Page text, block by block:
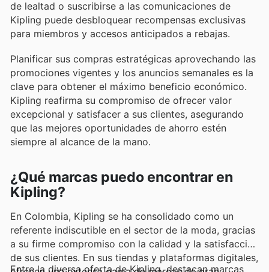
de lealtad o suscribirse a las comunicaciones de
Kipling puede desbloquear recompensas exclusivas
para miembros y accesos anticipados a rebajas.
Planificar sus compras estratégicas aprovechando las
promociones vigentes y los anuncios semanales es la
clave para obtener el máximo beneficio económico.
Kipling reafirma su compromiso de ofrecer valor
excepcional y satisfacer a sus clientes, asegurando
que las mejores oportunidades de ahorro estén
siempre al alcance de la mano.
¿Qué marcas puedo encontrar en
Kipling?
En Colombia, Kipling se ha consolidado como un
referente indiscutible en el sector de la moda, gracias
a su firme compromiso con la calidad y la satisfacción
de sus clientes. En sus tiendas y plataformas digitales,
Entre la diversa oferta de Kipling, destacan marcas